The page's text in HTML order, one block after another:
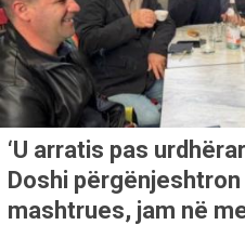
‘U arratis pas
Doshi përgënjeshtron
mashtrues, jam në